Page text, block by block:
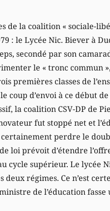
de la coalition « sociale-
: le Lycée Nic. Biever à
secondé par son
le « tronc commun
premières classes de
coup d’envoi à ce début
la coalition CSV-DP de
fut stoppé net et
perdre le
loi prévoit d’étendre
cycle supérieur. Le lycée
deux régimes. Ce n’est
de l’éducation